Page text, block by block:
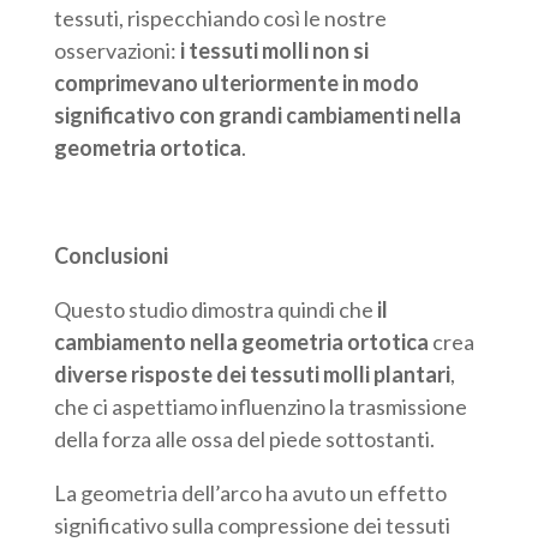
tessuti, rispecchiando così le nostre
osservazioni: i tessuti molli non si
comprimevano ulteriormente in modo
significativo con grandi cambiamenti nella
geometria ortotica.
Conclusioni
Questo studio dimostra quindi che il
cambiamento nella geometria ortotica crea
diverse risposte dei tessuti molli plantari,
che ci aspettiamo influenzino la trasmissione
della forza alle ossa del piede sottostanti.
La geometria dell’arco ha avuto un effetto
significativo sulla compressione dei tessuti